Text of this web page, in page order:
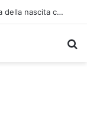
Il codice segreto dei neuroni: la memoria della nascita che costruisce il cervello